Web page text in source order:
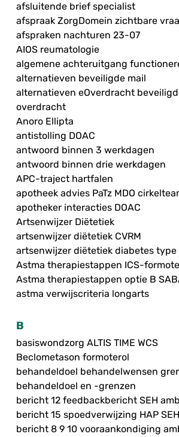
afsluitende brief specialist
afspraak ZorgDomein zichtbare
afspraken nachturen 23-07
AIOS reumatologie
algemene achteruitgang
alternatieven beveiligde mail
alternatieven eOverdracht
overdracht
Anoro Ellipta
antistolling DOAC
antwoord binnen 3 werkdagen
antwoord binnen drie werkdagen
APC-traject hartfalen
apotheek advies PaTz MDO
apotheker interacties DOAC
Artsenwijzer Diëtetiek
artsenwijzer diëtetiek CVRM
artsenwijzer diëtetiek diabetes type
Astma therapiestappen ICS-
Astma therapiestappen optie B
astma verwijscriteria longarts
B
basiswondzorg ALTIS TIME WCS
Beclometason formoterol
behandeldoel behandelwensen
behandeldoel en -grenzen
bericht 12 feedbackbericht SEH
bericht 15 spoedverwijzing HAP SEH
bericht 8 9 10 vooraankondiging